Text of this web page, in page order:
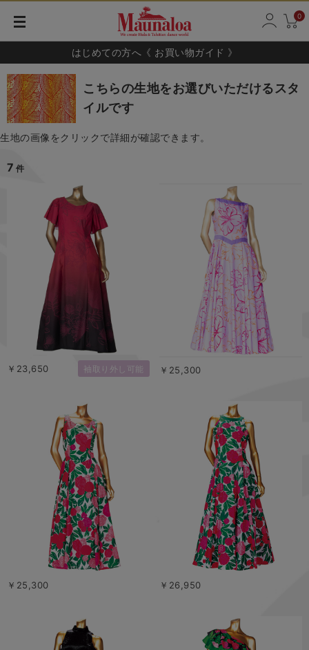
0
はじめての方へ《 お買い物ガイド 》
こちらの生地をお選びいただけるスタ
イルです
生地の画像をクリックで詳細が確認できます。
7 件
￥23,650 袖取り外し可能 ￥25,300
￥25,300 ￥26,950